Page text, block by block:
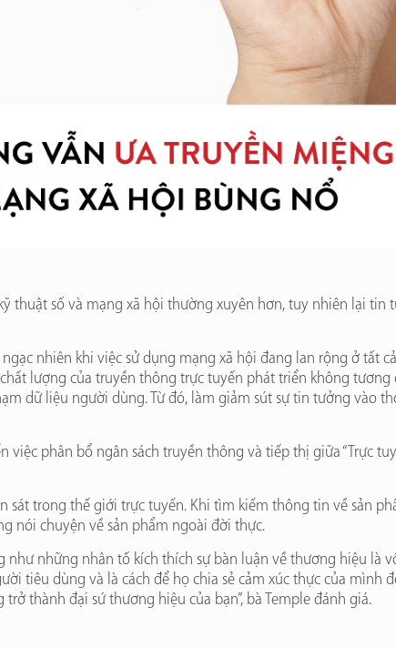
thuật số và mạng xã hội thường xuyên hơn, tuy nhiên lại tin
nhiên khi việc sử dụng mạng xã hội đang lan rộng ở tất
lượng của truyền thông trực tuyến phát triển không
dữ liệu người dùng. Từ đó, làm giảm sút sự tin tưởng vào
phân bổ ngân sách truyền thông và tiếp thị giữa “Trực
trong thế giới trực tuyến. Khi tìm kiếm thông tin về sản
nói chuyện về sản phẩm ngoài đời thực.
những nhân tố kích thích sự bàn luận về thương hiệu là
tiêu dùng và là cách để họ chia sẻ cảm xúc thực của mình
thành đại sứ thương hiệu của bạn”, bà Temple đánh giá.